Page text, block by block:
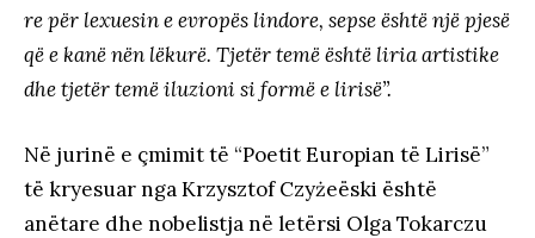
re për lexuesin e evropës lindore, sepse është një pjesë
që e kanë nën lëkurë. Tjetër temë është liria artistike
dhe tjetër temë iluzioni si formë e lirisë”.
Në jurinë e çmimit të “Poetit Europian të Lirisë”
të kryesuar nga Krzysztof Czyżeëski është
anëtare dhe nobelistja në letërsi Olga Tokarczu